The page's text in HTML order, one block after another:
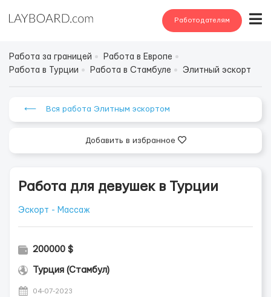
Работодателям
Работа за границей
Работа в Европе
Работа в Турции
Работа в Стамбуле Элитный эскорт
⟵ Вся работа Элитным эскортом
Добавить в избранное
Работа для девушек в Турции
Эскорт - Массаж
200000 $
Турция (Стамбул)
04-07-2023